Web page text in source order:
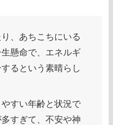
、あちこちにいる
懸命で、エネルギ
るという素晴らし
すい年齢と状況で
すぎて、不安や神